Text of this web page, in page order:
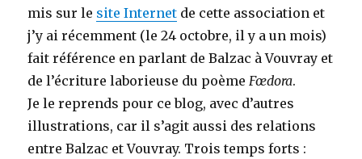
mis sur le site Internet de cette association et
j’y ai récemment (le 24 octobre, il y a un mois)
fait référence en parlant de Balzac à Vouvray et
de l’écriture laborieuse du poèmeFœdora.
Je le reprends pour ce blog, avec d’autres
illustrations, car il s’agit aussi des relations
entre Balzac et Vouvray. Trois temps forts :